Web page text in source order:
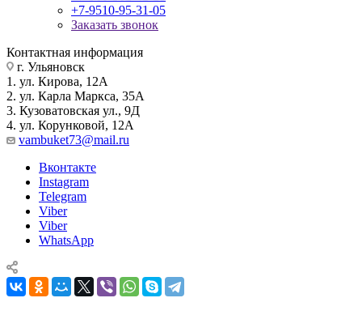
+7-9510-95-31-05
Заказать звонок
Контактная информация
г. Ульяновск
1. ул. Кирова, 12А
2. ул. Карла Маркса, 35А
3. Кузоватовская ул., 9Д
4. ул. Корунковой, 12А
vambuket73@mail.ru
Вконтакте
Instagram
Telegram
Viber
Viber
WhatsApp